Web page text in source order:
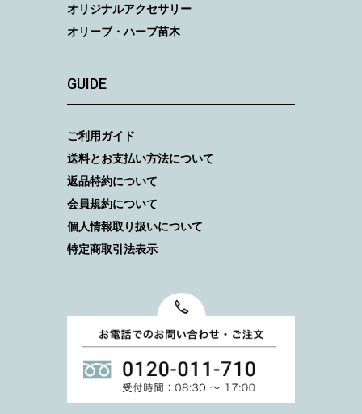
オリジナルアクセサリー
オリーブ・ハーブ苗木
GUIDE
ご利用ガイド
送料とお支払い方法について
返品特約について
会員規約について
個人情報取り扱いについて
特定商取引法表示